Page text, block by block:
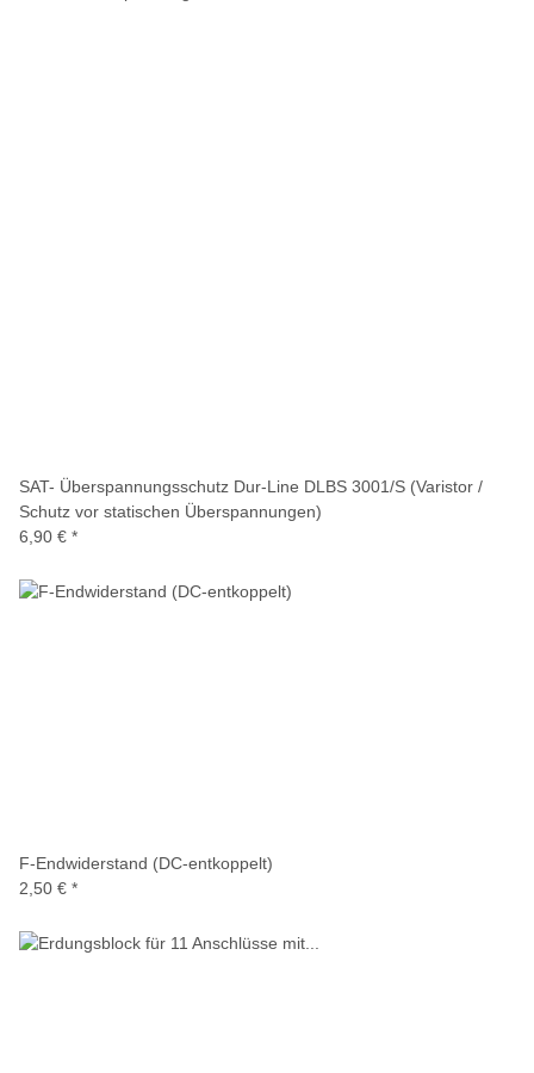
SAT- Überspannungsschutz Dur-Line DLBS 3001/S (Varistor /
Schutz vor statischen Überspannungen)
6,90 € *
F-Endwiderstand (DC-entkoppelt)
2,50 € *